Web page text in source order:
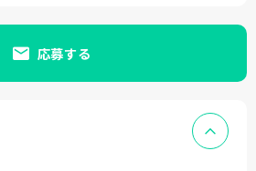
応募する